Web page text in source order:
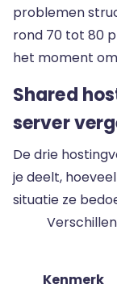
problemen
rond 70 tot 80
het moment
Shared
server
De drie
je deelt,
situatie ze
Kenmerk